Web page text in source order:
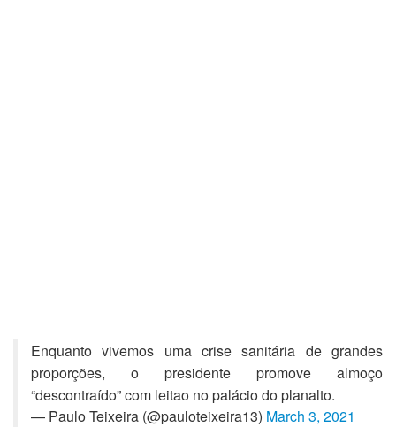
Enquanto vivemos uma crise sanitária de grandes
proporções, o presidente promove almoço
“descontraído” com leitao no palácio do planalto.
— Paulo Teixeira (@pauloteixeira13) March 3, 2021